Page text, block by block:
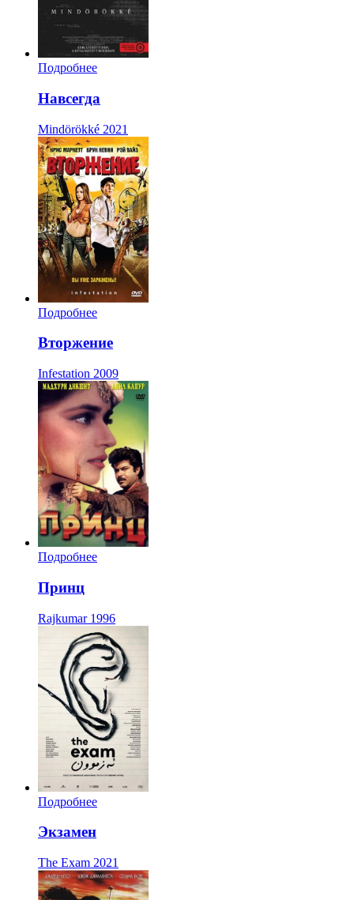
Подробнее
Навсегда
Mindörökké 2021
Подробнее
Вторжение
Infestation 2009
Подробнее
Принц
Rajkumar 1996
Подробнее
Экзамен
The Exam 2021